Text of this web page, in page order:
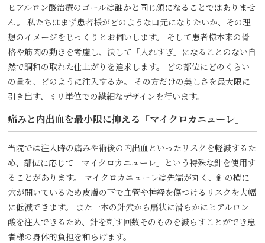
ヒアルロン酸治療のゴールは誰かと同じ顔になることではありませ
ん。 私たちはまず患者様がどのような口元になりたいか、その理
想のイメージをじっくりとお伺いします。 そして患者様本来の骨
格や筋肉の動きを考慮し、決して「入れすぎ」になることのない自
然で調和の取れた仕上がりを追求します。 どの部位にどのくらい
の量を、どのように注入するか。 その方だけの美しさを最大限に
引き出す、ミリ単位での繊細なデザインを行います。
痛みと内出血を最小限に抑える「マイクロカニューレ」
当院では注入時の痛みや術後の内出血といったリスクを軽減するた
め、部位に応じて「マイクロカニューレ」という特殊な針を使用す
ることがあります。 マイクロカニューレは先端が丸く、針の横に
穴が開いているため皮膚の下で血管や神経を傷つけるリスクを大幅
に低減できます。 また一本の針穴から扇状に滑らかにヒアルロン
酸を注入できるため、針を刺す回数そのものを減らすことができ患
者様の身体的負担を和らげます。